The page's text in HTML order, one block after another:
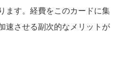
ます。経費をこのカードに集
速させる副次的なメリットが